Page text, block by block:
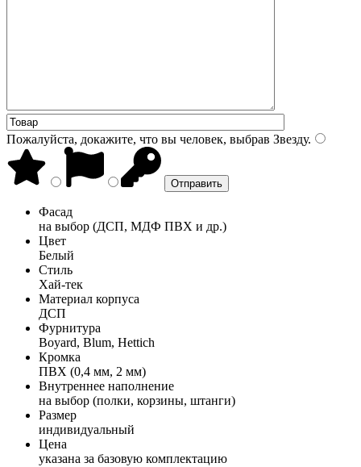
Пожалуйста, докажите, что вы человек, выбрав Звезду.
Фасад
на выбор (ДСП, МДФ ПВХ и др.)
Цвет
Белый
Стиль
Хай-тек
Материал корпуса
ДСП
Фурнитура
Boyard, Blum, Hettich
Кромка
ПВХ (0,4 мм, 2 мм)
Внутреннее наполнение
на выбор (полки, корзины, штанги)
Размер
индивидуальный
Цена
указана за базовую комплектацию